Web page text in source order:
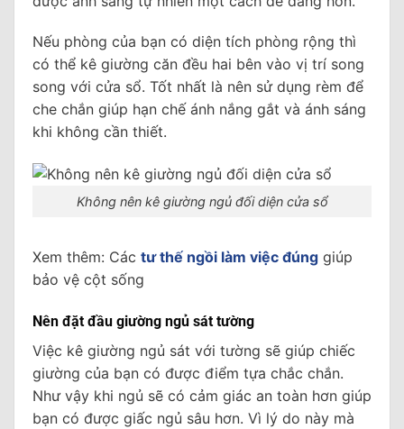
Nếu phòng của bạn có diện tích phòng rộng thì
có thể kê giường căn đều hai bên vào vị trí song
song với cửa sổ. Tốt nhất là nên sử dụng rèm để
che chắn giúp hạn chế ánh nắng gắt và ánh sáng
khi không cần thiết.
Không nên kê giường ngủ đối diện cửa sổ
Xem thêm: Các tư thế ngồi làm việc đúng giúp
bảo vệ cột sống
Nên đặt đầu giường ngủ sát tường
Việc kê giường ngủ sát với tường sẽ giúp chiếc
giường của bạn có được điểm tựa chắc chắn.
Như vậy khi ngủ sẽ có cảm giác an toàn hơn giúp
bạn có được giấc ngủ sâu hơn. Vì lý do này mà